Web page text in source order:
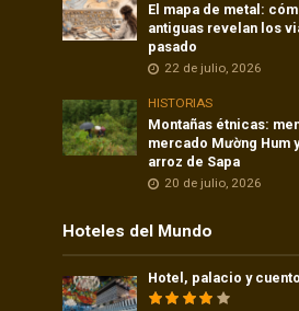
El mapa de metal:
antiguas revelan los
pasado
22 de julio, 2026
HISTORIAS
Montañas étnicas:
mercado Mường Hum
arroz de Sapa
20 de julio, 2026
Hoteles del Mundo
Hotel, palacio y cuento